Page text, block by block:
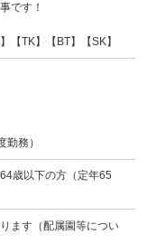
です！
【TK】【BT】【SK】
務）
歳以下の方（定年65
ます（配属園等につい